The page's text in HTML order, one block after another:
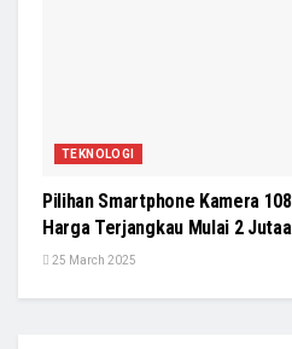
TEKNOLOGI
Pilihan Smartphone Kamera
Harga Terjangkau Mulai 2
25 March 2025